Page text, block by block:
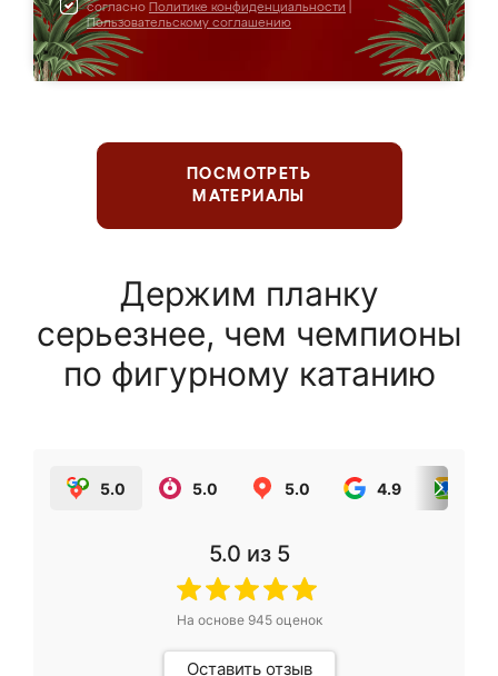
согласно Политике конфиденциальности
Пользовательскому соглашению
ПОСМОТРЕТЬ
МАТЕРИАЛЫ
Держим планку
серьезнее, чем чемпионы
по фигурному катанию
5.0 5.0 5.0 4.9
5.0 из 5
На основе 945оценок
Оставить отзыв